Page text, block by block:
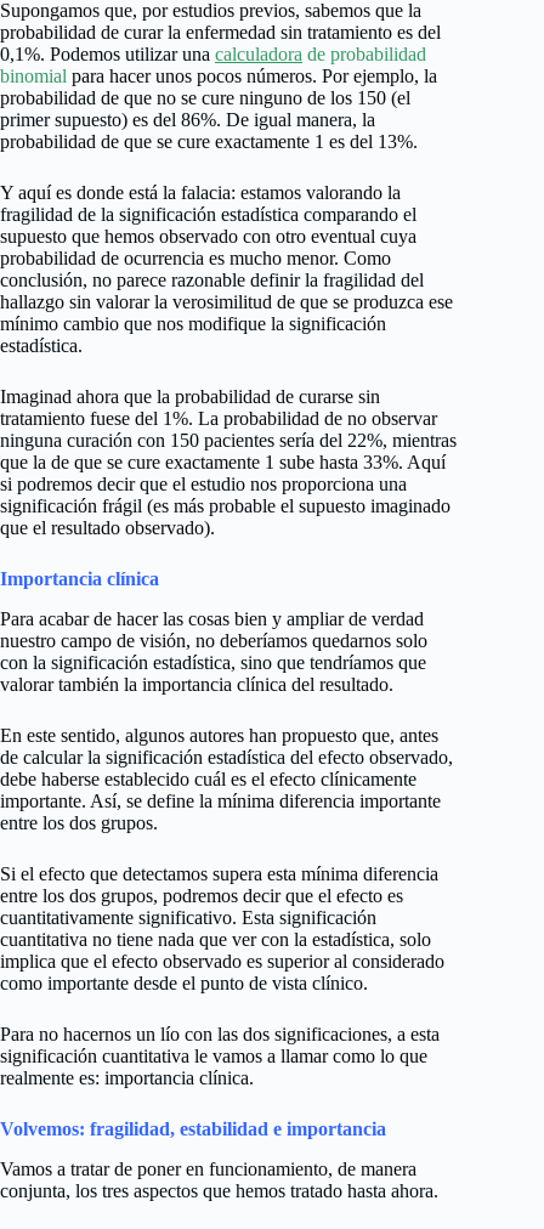
Supongamos que, por estudios previos, sabemos que la
probabilidad de curar la enfermedad sin tratamiento es del
0,1%. Podemos utilizar una calculadora de probabilidad
binomial para hacer unos pocos números. Por ejemplo, la
probabilidad de que no se cure ninguno de los 150 (el
primer supuesto) es del 86%. De igual manera, la
probabilidad de que se cure exactamente 1 es del 13%.
Y aquí es donde está la falacia: estamos valorando la
fragilidad de la significación estadística comparando el
supuesto que hemos observado con otro eventual cuya
probabilidad de ocurrencia es mucho menor. Como
conclusión, no parece razonable definir la fragilidad del
hallazgo sin valorar la verosimilitud de que se produzca ese
mínimo cambio que nos modifique la significación
estadística.
Imaginad ahora que la probabilidad de curarse sin
tratamiento fuese del 1%. La probabilidad de no observar
ninguna curación con 150 pacientes sería del 22%, mientras
que la de que se cure exactamente 1 sube hasta 33%. Aquí
si podremos decir que el estudio nos proporciona una
significación frágil (es más probable el supuesto imaginado
que el resultado observado).
Importancia clínica
Para acabar de hacer las cosas bien y ampliar de verdad
nuestro campo de visión, no deberíamos quedarnos solo
con la significación estadística, sino que tendríamos que
valorar también la importancia clínica del resultado.
En este sentido, algunos autores han propuesto que, antes
de calcular la significación estadística del efecto observado,
debe haberse establecido cuál es el efecto clínicamente
importante. Así, se define la mínima diferencia importante
entre los dos grupos.
Si el efecto que detectamos supera esta mínima diferencia
entre los dos grupos, podremos decir que el efecto es
cuantitativamente significativo. Esta significación
cuantitativa no tiene nada que ver con la estadística, solo
implica que el efecto observado es superior al considerado
como importante desde el punto de vista clínico.
Para no hacernos un lío con las dos significaciones, a esta
significación cuantitativa le vamos a llamar como lo que
realmente es: importancia clínica.
Volvemos: fragilidad, estabilidad e importancia
Vamos a tratar de poner en funcionamiento, de manera
conjunta, los tres aspectos que hemos tratado hasta ahora.